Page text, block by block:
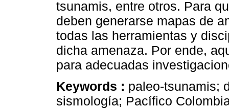
tsunamis, entre otros. Para
deben generarse mapas de
todas las herramientas y
dicha amenaza. Por ende,
para adecuadas
Keywords : paleo-tsunamis;
sismología; Pacífico